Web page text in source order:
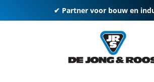
✔ Partner voor bouw en